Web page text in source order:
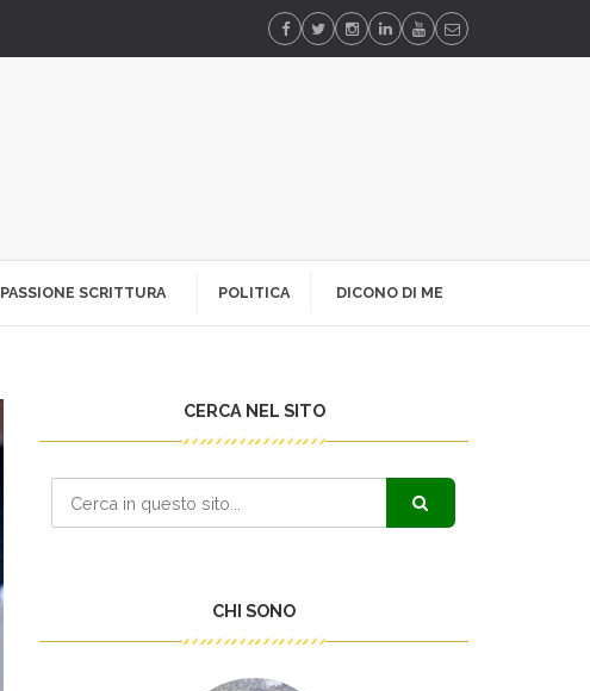
PASSIONE SCRITTURA POLITICA DICONO DI ME
CERCA NEL SITO
CHI SONO